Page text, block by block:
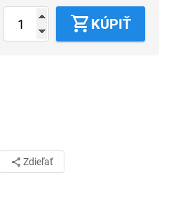
KÚPIŤ
Zdieľať